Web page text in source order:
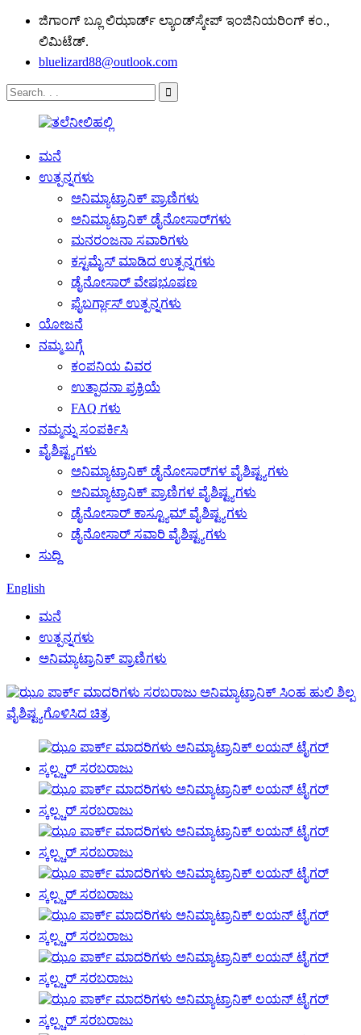
ಜಿಗಾಂಗ್ ಬ್ಲೂ ಲಿಝಾರ್ಡ್ ಲ್ಯಾಂಡ್‌ಸ್ಕೇಪ್ ಇಂಜಿನಿಯರಿಂಗ್ ಕಂ.,
ಲಿಮಿಟೆಡ್.
bluelizard88@outlook.com
ಮನೆ
ಉತ್ಪನ್ನಗಳು
ಅನಿಮ್ಯಾಟ್ರಾನಿಕ್ ಪ್ರಾಣಿಗಳು
ಅನಿಮ್ಯಾಟ್ರಾನಿಕ್ ಡೈನೋಸಾರ್‌ಗಳು
ಮನರಂಜನಾ ಸವಾರಿಗಳು
ಕಸ್ಟಮೈಸ್ ಮಾಡಿದ ಉತ್ಪನ್ನಗಳು
ಡೈನೋಸಾರ್ ವೇಷಭೂಷಣ
ಫೈಬರ್ಗ್ಲಾಸ್ ಉತ್ಪನ್ನಗಳು
ಯೋಜನೆ
ನಮ್ಮ ಬಗ್ಗೆ
ಕಂಪನಿಯ ವಿವರ
ಉತ್ಪಾದನಾ ಪ್ರಕ್ರಿಯೆ
FAQ ಗಳು
ನಮ್ಮನ್ನು ಸಂಪರ್ಕಿಸಿ
ವೈಶಿಷ್ಟ್ಯಗಳು
ಅನಿಮ್ಯಾಟ್ರಾನಿಕ್ ಡೈನೋಸಾರ್‌ಗಳ ವೈಶಿಷ್ಟ್ಯಗಳು
ಅನಿಮ್ಯಾಟ್ರಾನಿಕ್ ಪ್ರಾಣಿಗಳ ವೈಶಿಷ್ಟ್ಯಗಳು
ಡೈನೋಸಾರ್ ಕಾಸ್ಟ್ಯೂಮ್ ವೈಶಿಷ್ಟ್ಯಗಳು
ಡೈನೋಸಾರ್ ಸವಾರಿ ವೈಶಿಷ್ಟ್ಯಗಳು
ಸುದ್ದಿ
English
ಮನೆ
ಉತ್ಪನ್ನಗಳು
ಅನಿಮ್ಯಾಟ್ರಾನಿಕ್ ಪ್ರಾಣಿಗಳು